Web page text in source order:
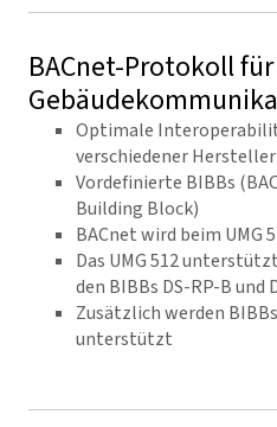
BACnet-Protokoll
Optimale
verschiedener Hersteller
Vordefinierte BIBBs
Building Block)
BACnet wird beim
Das UMG 512
den BIBBs DS-RP-B und
Zusätzlich werden
unterstützt